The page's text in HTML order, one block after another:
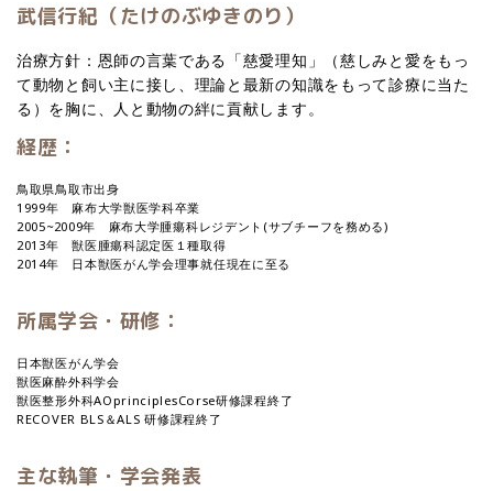
武信行紀（たけのぶゆきのり）
治療方針：恩師の言葉である「慈愛理知」（慈しみと愛をもっ
て動物と飼い主に接し、理論と最新の知識をもって診療に当た
る）を胸に、人と動物の絆に貢献します。
経歴：
鳥取県鳥取市出身
1999年 麻布大学獣医学科卒業
2005~2009年 麻布大学腫瘍科レジデント(サブチーフを務める)
2013年 獣医腫瘍科認定医１種取得
2014年 日本獣医がん学会理事就任現在に至る
所属学会・研修：
日本獣医がん学会
獣医麻酔外科学会
獣医整形外科AOprinciplesCorse研修課程終了
RECOVER BLS＆ALS 研修課程終了
主な執筆・学会発表